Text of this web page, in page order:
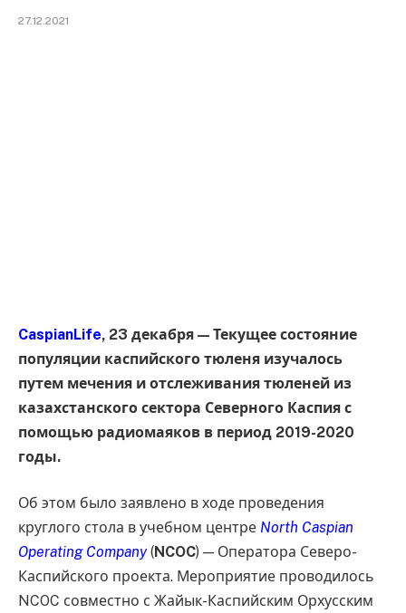
27.12.2021
CaspianLife, 23 декабря — Текущее состояние
популяции каспийского тюленя изучалось
путем мечения и отслеживания тюленей из
казахстанского сектора Северного Каспия с
помощью радиомаяков в период 2019-2020
годы.
Об этом было заявлено в ходе проведения
круглого стола в учебном центре North Caspian
Operating Company(NCOC) — Оператора Северо-
Каспийского проекта. Мероприятие проводилось
NCOC совместно с Жайык-Каспийским Орхусским